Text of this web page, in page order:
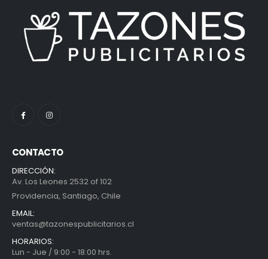
CONTACTO
DIRECCIÓN:
Av. Los Leones 2532 of 102
Providencia, Santiago, Chile
EMAIL:
ventas@tazonespublicitarios.cl
HORARIOS:
Lun - Jue / 9:00 - 18:00 hrs.